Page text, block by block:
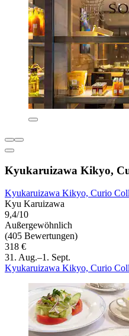
Kyukaruizawa Kikyo,
Kyukaruizawa Kikyo, Curio
Kyu Karuizawa
9,4/10
Außergewöhnlich
(405 Bewertungen)
318 €
31. Aug.–1. Sept.
Kyukaruizawa Kikyo, Curio